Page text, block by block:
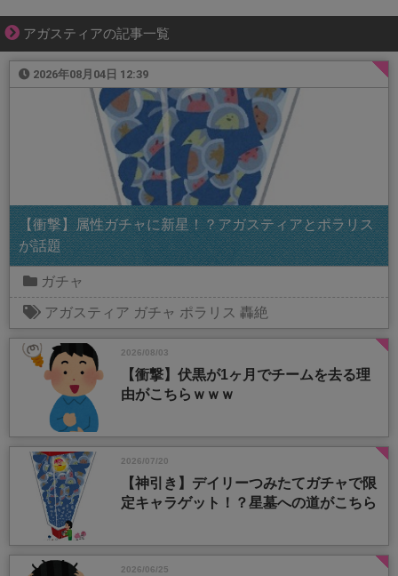
アガスティアの記事一覧
2026年08月04日 12:39
【衝撃】属性ガチャに新星！？アガスティアとポラリス
が話題
ガチャ
アガスティア ガチャ ポラリス 轟絶
2026/08/03
【衝撃】伏黒が1ヶ月でチームを去る理
由がこちらｗｗｗ
2026/07/20
【神引き】デイリーつみたてガチャで限
定キャラゲット！？星墓への道がこちら
2026/06/25